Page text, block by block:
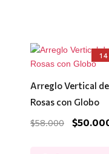
Arreglo Vertical de
Rosas con Globo
$58.000
El
precio
era:
$58.000.
$